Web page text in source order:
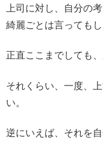
上司に対し、自分の
綺麗ごとは言ってもし
正直ここまでしても
それくらい、一度、
い。
逆にいえば、それを